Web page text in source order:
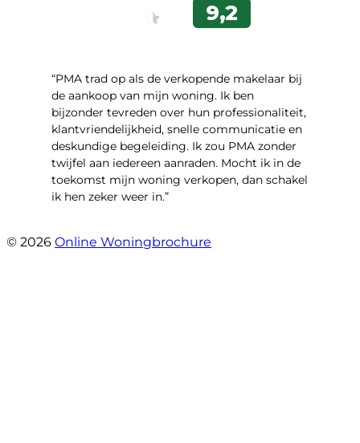
“PMA trad op als de verkopende makelaar bij
de aankoop van mijn woning. Ik ben
bijzonder tevreden over hun professionaliteit,
klantvriendelijkheid, snelle communicatie en
deskundige begeleiding. Ik zou PMA zonder
twijfel aan iedereen aanraden. Mocht ik in de
toekomst mijn woning verkopen, dan schakel
ik hen zeker weer in.”
© 2026 Online Woningbrochure